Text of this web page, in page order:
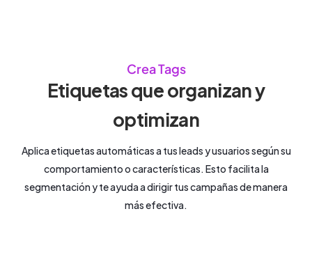
Crea Tags
Etiquetas que organizan y
optimizan
Aplica etiquetas automáticas a tus leads y usuarios según su
comportamiento o características. Esto facilita la
segmentación y te ayuda a dirigir tus campañas de manera
más efectiva.